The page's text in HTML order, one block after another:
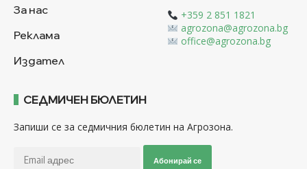
За нас
Реклама
Издател
+359 2 851 1821
agrozona@agrozona.bg
office@agrozona.bg
СЕДМИЧЕН БЮЛЕТИН
Запиши се за седмичния бюлетин на Агрозона.
Абонирай се